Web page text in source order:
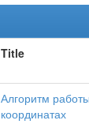
Title
Алгоритм
координатах